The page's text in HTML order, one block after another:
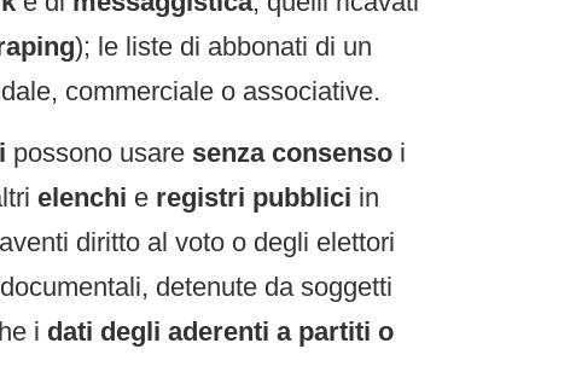
); le liste di abbonati di un
commerciale o associative.
possono usare senza consenso i
elenchi e registri pubblici in
diritto al voto o degli elettori
detenute da soggetti
i dati degli aderenti a partiti o